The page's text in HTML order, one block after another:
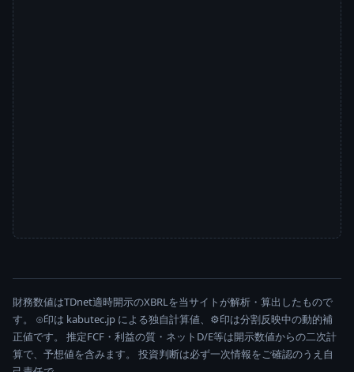
財務数値はTDnet適時開示のXBRLを当サイトが解析・算出したもので
す。 ⊙印は kabutec.jp による独自計算値、⚙印は分割反映中の動的補
正値です。 推定FCF・利益の質・ネットD/E等は開示数値からの二次計
算で、予想値を含みます。 投資判断は必ず一次情報をご確認のうえ自